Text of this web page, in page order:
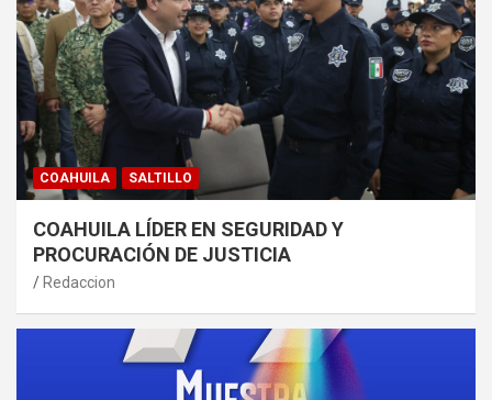
COAHUILA SALTILLO
COAHUILA LÍDER EN SEGURIDAD Y
PROCURACIÓN DE JUSTICIA
Redaccion